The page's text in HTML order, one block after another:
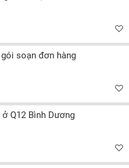
gói soạn đơn hàng
Q12 Bình Dương